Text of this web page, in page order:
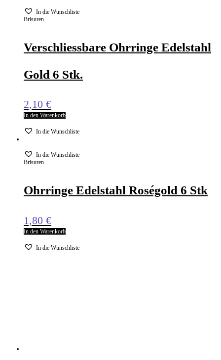
In die Wunschliste
Brisuren
Verschliessbare Ohrringe Edelstahl
Gold 6 Stk.
2,10 €
In den Warenkorb
In die Wunschliste
In die Wunschliste
Brisuren
Ohrringe Edelstahl Roségold 6 Stk
1,80 €
In den Warenkorb
In die Wunschliste